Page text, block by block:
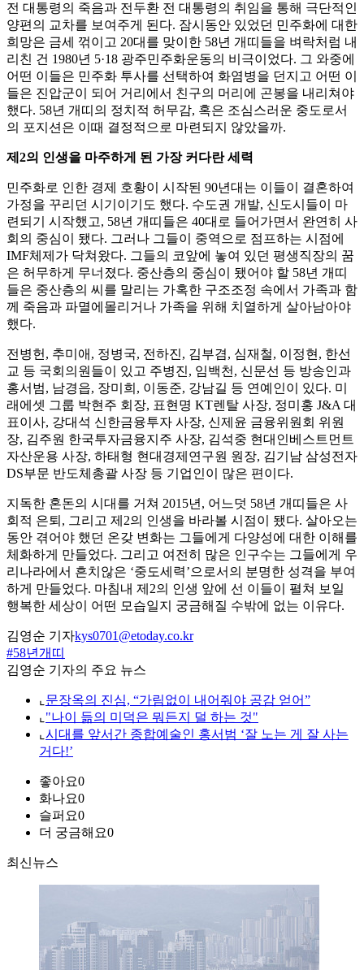
전 대통령의 죽음과 전두환 전 대통령의 취임을 통해 극단적인
양편의 교차를 보여주게 된다. 잠시동안 있었던 민주화에 대한
희망은 금세 꺾이고 20대를 맞이한 58년 개띠들을 벼락처럼 내
리친 건 1980년 5·18 광주민주화운동의 비극이었다. 그 와중에
어떤 이들은 민주화 투사를 선택하여 화염병을 던지고 어떤 이
들은 진압군이 되어 거리에서 친구의 머리에 곤봉을 내리쳐야
했다. 58년 개띠의 정치적 허무감, 혹은 조심스러운 중도로서
의 포지션은 이때 결정적으로 마련되지 않았을까.
제2의 인생을 마주하게 된 가장 커다란 세력
민주화로 인한 경제 호황이 시작된 90년대는 이들이 결혼하여
가정을 꾸리던 시기이기도 했다. 수도권 개발, 신도시들이 마
련되기 시작했고, 58년 개띠들은 40대로 들어가면서 완연히 사
회의 중심이 됐다. 그러나 그들이 중역으로 점프하는 시점에
IMF체제가 닥쳐왔다. 그들의 코앞에 놓여 있던 평생직장의 꿈
은 허무하게 무너졌다. 중산층의 중심이 됐어야 할 58년 개띠
들은 중산층의 씨를 말리는 가혹한 구조조정 속에서 가족과 함
께 죽음과 파멸에몰리거나 가족을 위해 치열하게 살아남아야
했다.
전병헌, 추미애, 정병국, 전하진, 김부겸, 심재철, 이정현, 한선
교 등 국회의원들이 있고 주병진, 임백천, 신문선 등 방송인과
홍서범, 남경읍, 장미희, 이동준, 강남길 등 연예인이 있다. 미
래에셋 그룹 박현주 회장, 표현명 KT렌탈 사장, 정미홍 J&A 대
표이사, 강대석 신한금융투자 사장, 신제윤 금융위원회 위원
장, 김주원 한국투자금융지주 사장, 김석중 현대인베스트먼트
자산운용 사장, 하태형 현대경제연구원 원장, 김기남 삼성전자
DS부문 반도체총괄 사장 등 기업인이 많은 편이다.
지독한 혼돈의 시대를 거쳐 2015년, 어느덧 58년 개띠들은 사
회적 은퇴, 그리고 제2의 인생을 바라볼 시점이 됐다. 살아오는
동안 겪어야 했던 온갖 변화는 그들에게 다양성에 대한 이해를
체화하게 만들었다. 그리고 여전히 많은 인구수는 그들에게 우
리나라에서 흔치않은 ‘중도세력’으로서의 분명한 성격을 부여
하게 만들었다. 마침내 제2의 인생 앞에 선 이들이 펼쳐 보일
행복한 세상이 어떤 모습일지 궁금해질 수밖에 없는 이유다.
김영순 기자kys0701@etoday.co.kr
#58년개띠
김영순 기자의 주요 뉴스
⌞ 문장옥의 진심, “가림없이 내어줘야 공감 얻어”
⌞ "나이 듦의 미덕은 뭐든지 덜 하는 것"
⌞ 시대를 앞서간 종합예술인 홍서범 ‘잘 노는 게 잘 사는
거다!’
좋아요0
화나요0
슬퍼요0
더 궁금해요0
최신뉴스